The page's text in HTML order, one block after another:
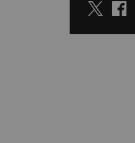
Twitter